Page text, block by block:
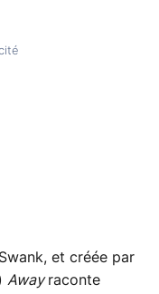
et créée par
Awayraconte